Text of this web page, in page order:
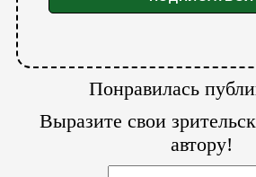
Понравилась
Выразите свои
автору!